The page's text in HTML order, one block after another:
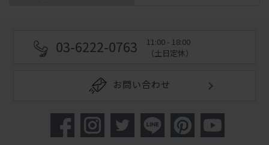
03-6222-0763
11:00 - 18:00
（土日定休）
お問い合わせ